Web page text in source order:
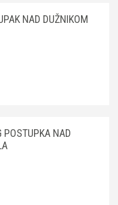
NAD DUŽNIKOM
POSTUPKA NAD